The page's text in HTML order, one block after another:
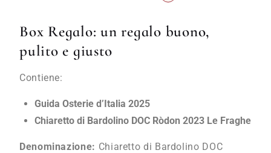
Box Regalo: un regalo buono,
pulito e giusto
Contiene:
Guida Osterie d’Italia 2025
Chiaretto di Bardolino DOC Ròdon 2023 Le Fraghe
Denominazione: Chiaretto di Bardolino DOC